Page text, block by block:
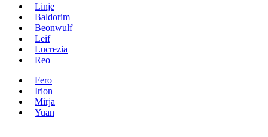
Linje
Baldorim
Beonwulf
Leif
Lucrezia
Reo
Fero
Irion
Mirja
Yuan